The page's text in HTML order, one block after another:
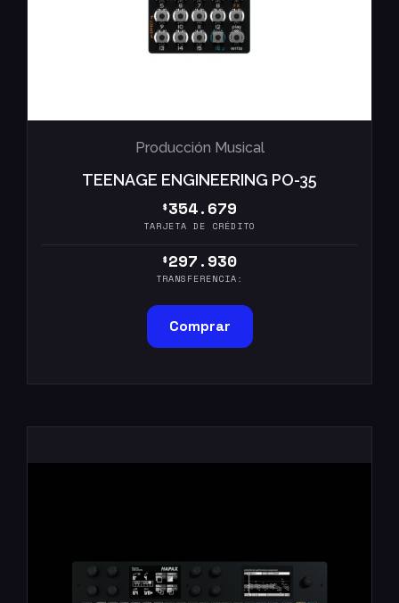
Producción Musical
TEENAGE ENGINEERING PO-35
$354.679
TARJETA DE CRÉDITO
$297.930
TRANSFERENCIA:
Comprar